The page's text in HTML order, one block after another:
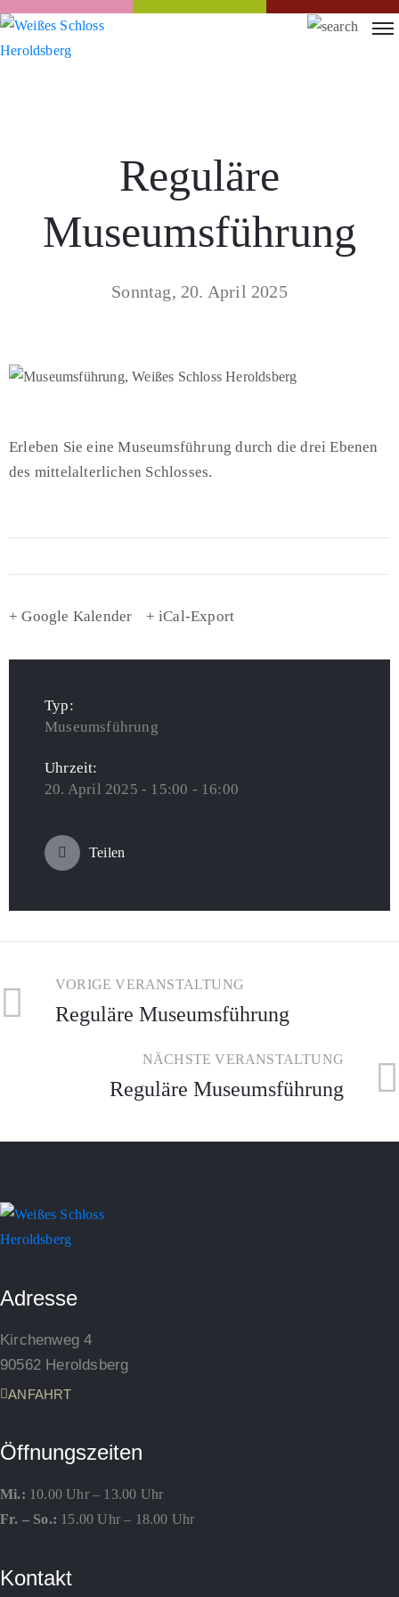
Reguläre
Museumsführung
Sonntag, 20. April 2025
Erleben Sie eine Museumsführung durch die drei Ebenen
des mittelalterlichen Schlosses.
+ Google Kalender + iCal-Export
Typ:
Museumsführung
Uhrzeit:
20. April 2025 - 15:00 - 16:00
Teilen
VORIGE VERANSTALTUNG
Reguläre Museumsführung
NÄCHSTE VERANSTALTUNG
Reguläre Museumsführung
Adresse
Kirchenweg 4
90562 Heroldsberg
ANFAHRT
Öffnungszeiten
Mi.: 10.00 Uhr – 13.00 Uhr
Fr. – So.: 15.00 Uhr – 18.00 Uhr
Kontakt